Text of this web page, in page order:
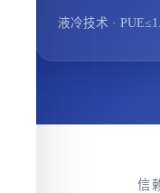
液冷技术 ·
信